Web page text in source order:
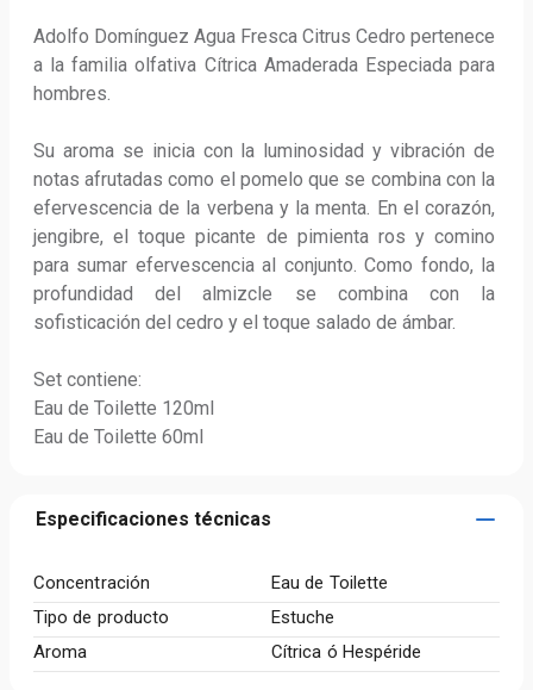
Adolfo Domínguez Agua Fresca Citrus Cedro pertenece
a la familia olfativa Cítrica Amaderada Especiada para
hombres.
Su aroma se inicia con la luminosidad y vibración de
notas afrutadas como el pomelo que se combina con la
efervescencia de la verbena y la menta. En el corazón,
jengibre, el toque picante de pimienta ros y comino
para sumar efervescencia al conjunto. Como fondo, la
profundidad del almizcle se combina con la
sofisticación del cedro y el toque salado de ámbar.
Set contiene:
Eau de Toilette 120ml
Eau de Toilette 60ml
Especificaciones técnicas
Concentración
Eau de Toilette
Tipo de producto
Estuche
Aroma
Cítrica ó Hespéride